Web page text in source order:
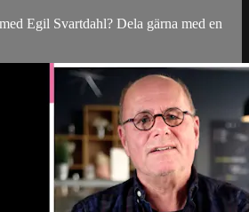
Egil Svartdahl? Dela gärna med en